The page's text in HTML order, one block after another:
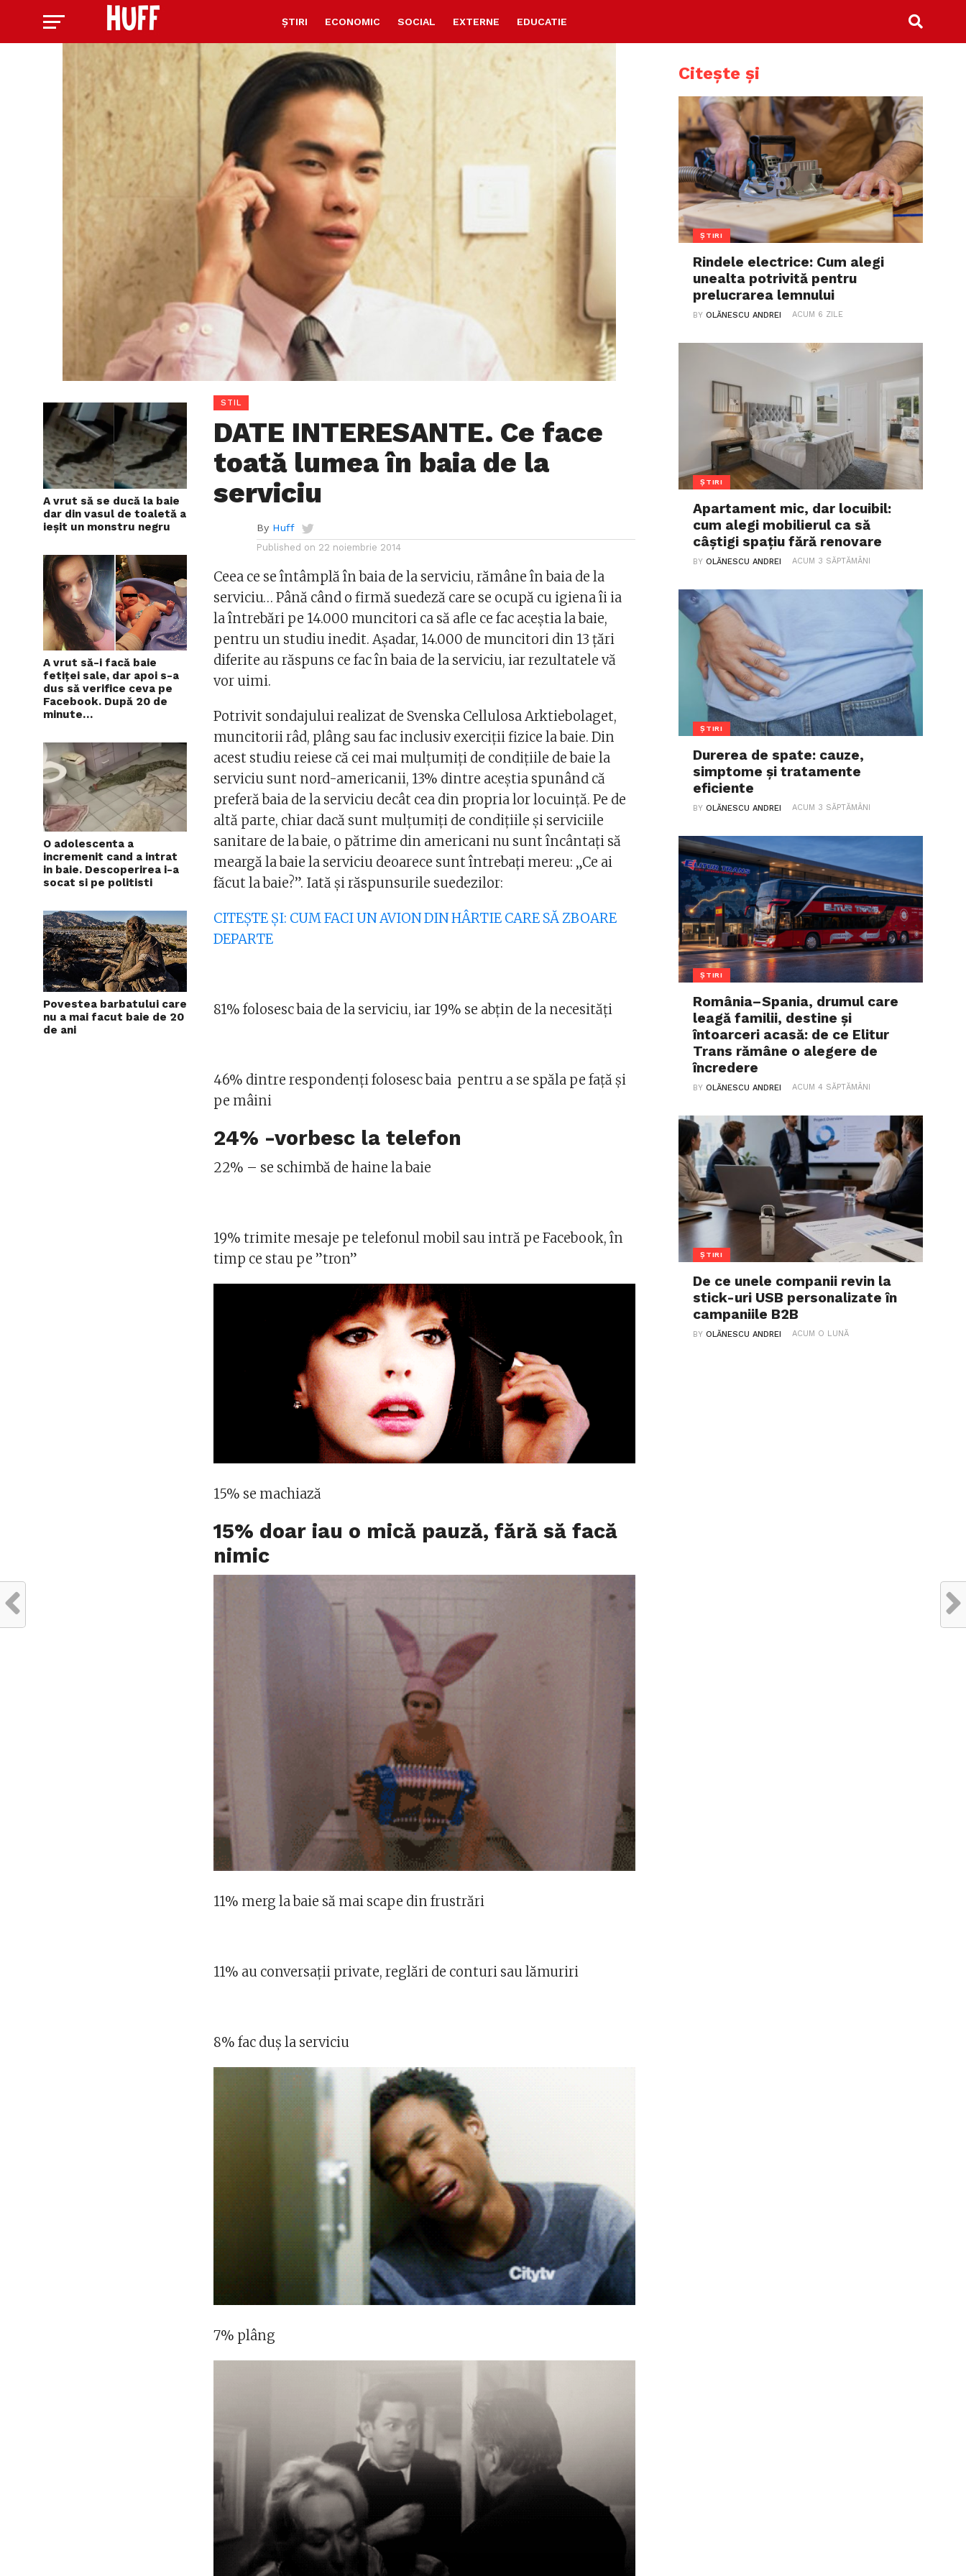
ȘTIRI ECONOMIC SOCIAL EXTERNE EDUCATIE
A vrut să se ducă la baie
dar din vasul de toaletă a
ieșit un monstru negru
A vrut să-i facă baie
fetiței sale, dar apoi s-a
dus să verifice ceva pe
Facebook. După 20 de
minute…
O adolescenta a
incremenit cand a intrat
in baie. Descoperirea i-a
socat si pe politisti
Povestea barbatului care
nu a mai facut baie de 20
de ani
STIL
DATE INTERESANTE. Ce face
toată lumea în baia de la
serviciu
By Huff
Published on 22 noiembrie 2014
Ceea ce se întâmplă în baia de la serviciu, rămâne în baia de la
serviciu… Până când o firmă suedeză care se ocupă cu igiena îi ia
la întrebări pe 14.000 muncitori ca să afle ce fac aceștia la baie,
pentru un studiu inedit. Așadar, 14.000 de muncitori din 13 țări
diferite au răspuns ce fac în baia de la serviciu, iar rezultatele vă
vor uimi.
Potrivit sondajului realizat de Svenska Cellulosa Arktiebolaget,
muncitorii râd, plâng sau fac inclusiv exerciții fizice la baie. Din
acest studiu reiese că cei mai mulțumiți de condițiile de baie la
serviciu sunt nord-americanii, 13% dintre aceștia spunând că
preferă baia de la serviciu decât cea din propria lor locuință. Pe de
altă parte, chiar dacă sunt mulțumiți de condițiile și serviciile
sanitare de la baie, o pătrime din americani nu sunt încântați să
meargă la baie la serviciu deoarece sunt întrebați mereu: „Ce ai
făcut la baie?”. Iată și răspunsurile suedezilor:
CITEȘTE ȘI: CUM FACI UN AVION DIN HÂRTIE CARE SĂ ZBOARE
DEPARTE
81% folosesc baia de la serviciu, iar 19% se abțin de la necesități
46% dintre respondenți folosesc baia pentru a se spăla pe față și
pe mâini
24% -vorbesc la telefon
22% – se schimbă de haine la baie
19% trimite mesaje pe telefonul mobil sau intră pe Facebook, în
timp ce stau pe ”tron”
15% se machiază
15% doar iau o mică pauză, fără să facă
nimic
11% merg la baie să mai scape din frustrări
11% au conversații private, reglări de conturi sau lămuriri
8% fac duș la serviciu
7% plâng
Citește și
ȘTIRI
Rindele electrice: Cum alegi
unealta potrivită pentru
prelucrarea lemnului
BYOLĂNESCU ANDREI ACUM 6 ZILE
ȘTIRI
Apartament mic, dar locuibil:
cum alegi mobilierul ca să
câștigi spațiu fără renovare
BYOLĂNESCU ANDREI ACUM 3 SĂPTĂMÂNI
ȘTIRI
Durerea de spate: cauze,
simptome și tratamente
eficiente
BYOLĂNESCU ANDREI ACUM 3 SĂPTĂMÂNI
ȘTIRI
România–Spania, drumul care
leagă familii, destine și
întoarceri acasă: de ce Elitur
Trans rămâne o alegere de
încredere
BYOLĂNESCU ANDREI ACUM 4 SĂPTĂMÂNI
ȘTIRI
De ce unele companii revin la
stick-uri USB personalizate în
campaniile B2B
BYOLĂNESCU ANDREI ACUM O LUNĂ